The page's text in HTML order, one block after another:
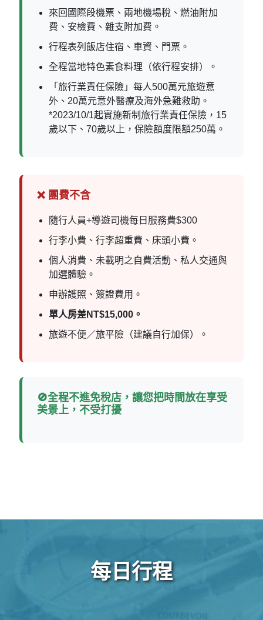
來回國際段機票、兩地機場稅、燃油附加
費、安檢費、雜支附加費。
行程表列飯店住宿、車資、門票。
全程當地特色素食料理（依行程安排）。
「旅行業責任保險」每人500萬元旅遊意
外、20萬元意外醫療及海外急難救助。
*2023/10/1起實施新制旅行業責任保險，15
歲以下、70歲以上，保險額度限額250萬。
❌ 團費不含
隨行人員+導遊司機每日服務費$300
行李小費、行李超重費、床頭小費。
個人消費、未載明之自費活動、私人交通與
加選體驗。
申辦護照、簽證費用。
單人房差NT$15,000。
旅遊不便／旅平險（建議自行加保）。
🚫全程不進免稅店，讓您把時間放在享受
美景上，不受打擾
每日行程